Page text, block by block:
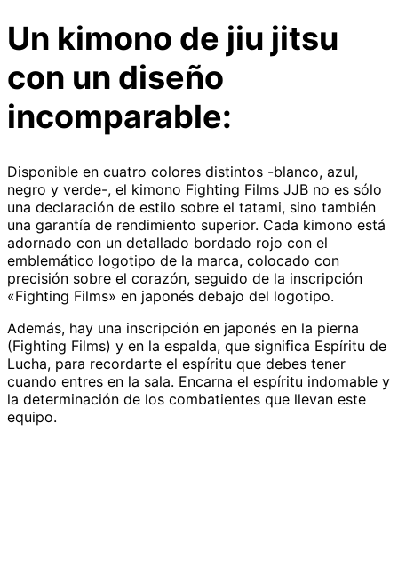
Un kimono de jiu jitsu
con un diseño
incomparable:
Disponible en cuatro colores distintos -blanco, azul,
negro y verde-, el kimono Fighting Films JJB no es sólo
una declaración de estilo sobre el tatami, sino también
una garantía de rendimiento superior. Cada kimono está
adornado con un detallado bordado rojo con el
emblemático logotipo de la marca, colocado con
precisión sobre el corazón, seguido de la inscripción
«Fighting Films» en japonés debajo del logotipo.
Además, hay una inscripción en japonés en la pierna
(Fighting Films) y en la espalda, que significa Espíritu de
Lucha, para recordarte el espíritu que debes tener
cuando entres en la sala. Encarna el espíritu indomable y
la determinación de los combatientes que llevan este
equipo.